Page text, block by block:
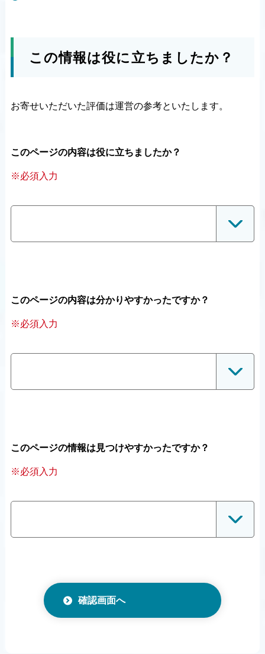
この情報は役に立ちましたか？
お寄せいただいた評価は運営の参考といたします。
このページの内容は役に立ちましたか？
※必須入力
このページの内容は分かりやすかったですか？
※必須入力
このページの情報は見つけやすかったですか？
※必須入力